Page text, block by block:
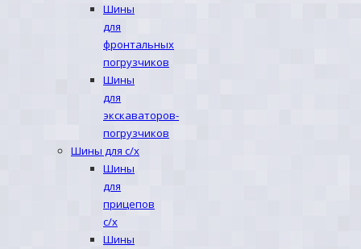
Шины
для
фронтальных
погрузчиков
Шины
для
экскаваторов-
погрузчиков
Шины для с/х
Шины
для
прицепов
с/х
Шины